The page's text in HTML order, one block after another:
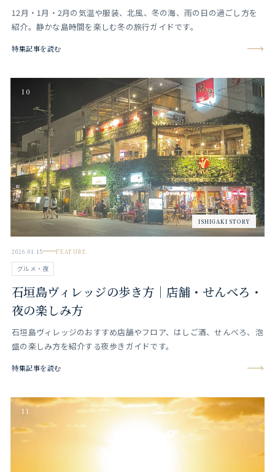
12月・1月・2月の気温や服装、北風、冬の海、雨の日の過ごし方を
紹介。静かな島時間を楽しむ冬の旅行ガイドです。
特集記事を読む
10
ISHIGAKI STORY
2026.01.15 FEATURE
グルメ・夜
石垣島ヴィレッジの歩き方｜店舗・せんべろ・
夜の楽しみ方
石垣島ヴィレッジのおすすめ店舗やフロア、はしご酒、せんべろ、泡
盛の楽しみ方を紹介する夜歩きガイドです。
特集記事を読む
11